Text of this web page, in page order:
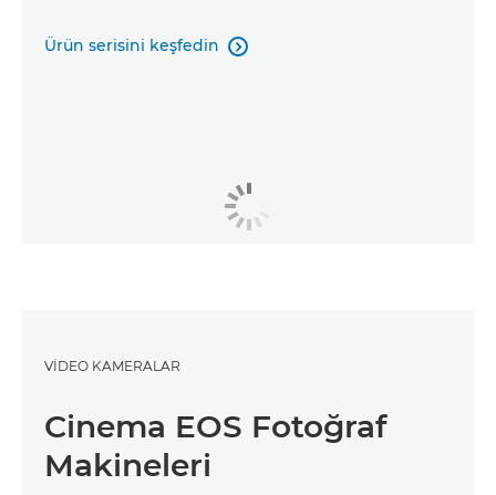
Ürün serisini keşfedin 
VİDEO KAMERALAR
Cinema EOS Fotoğraf
Makineleri